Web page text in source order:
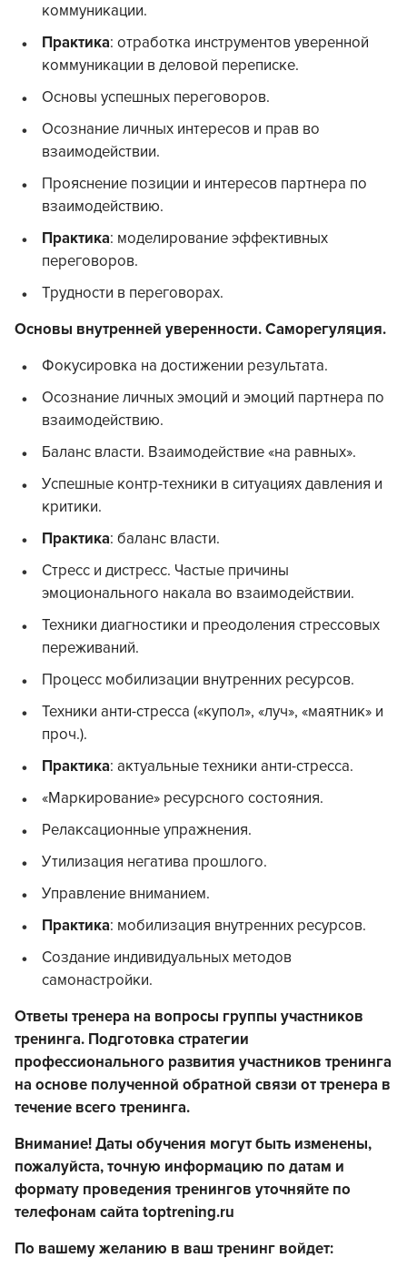
коммуникации.
Практика: отработка инструментов уверенной
коммуникации в деловой переписке.
Основы успешных переговоров.
Осознание личных интересов и прав во
взаимодействии.
Прояснение позиции и интересов партнера по
взаимодействию.
Практика: моделирование эффективных
переговоров.
Трудности в переговорах.
Основы внутренней уверенности. Саморегуляция.
Фокусировка на достижении результата.
Осознание личных эмоций и эмоций партнера по
взаимодействию.
Баланс власти. Взаимодействие «на равных».
Успешные контр-техники в ситуациях давления и
критики.
Практика: баланс власти.
Стресс и дистресс. Частые причины
эмоционального накала во взаимодействии.
Техники диагностики и преодоления стрессовых
переживаний.
Процесс мобилизации внутренних ресурсов.
Техники анти-стресса («купол», «луч», «маятник» и
проч.).
Практика: актуальные техники анти-стресса.
«Маркирование» ресурсного состояния.
Релаксационные упражнения.
Утилизация негатива прошлого.
Управление вниманием.
Практика: мобилизация внутренних ресурсов.
Создание индивидуальных методов
самонастройки.
Ответы тренера на вопросы группы участников
тренинга. Подготовка стратегии
профессионального развития участников тренинга
на основе полученной обратной связи от тренера в
течение всего тренинга.
Внимание! Даты обучения могут быть изменены,
пожалуйста, точную информацию по датам и
формату проведения тренингов уточняйте по
телефонам сайта toptrening.ru
По вашему желанию в ваш тренинг войдет: